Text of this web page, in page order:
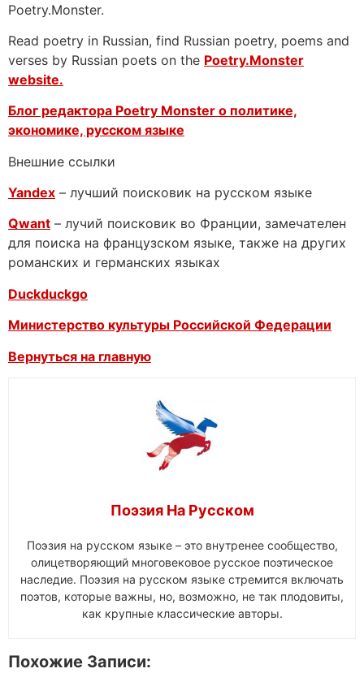
Poetry.Monster.
Read poetry in Russian, find Russian poetry, poems and
verses by Russian poets on the Poetry.Monster
website.
Блог редактора Poetry Monster о политике,
экономике, русском языке
Внешние ссылки
Yandex – лучший поисковик на русском языке
Qwant – лучий поисковик во Франции, замечателен
для поиска на французском языке, также на других
романских и германских языках
Duckduckgo
Министерство культуры Российской Федерации
Вернуться на главную
Поэзия На Русском
Поэзия на русском языке – это внутренее сообщество,
олицетворяющий многовековое русское поэтическое
наследие. Поэзия на русском языке стремится включать
поэтов, которые важны, но, возможно, не так плодовиты,
как крупные классические авторы.
Похожие Записи: